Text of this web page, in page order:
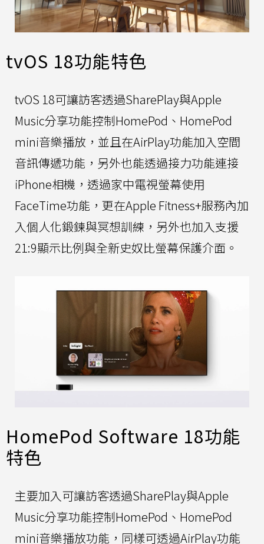
tvOS 18功能特色
tvOS 18可讓訪客透過SharePlay與Apple
Music分享功能控制HomePod、HomePod
mini音樂播放，並且在AirPlay功能加入空間
音訊傳遞功能，另外也能透過接力功能連接
iPhone相機，透過家中電視螢幕使用
FaceTime功能，更在Apple Fitness+服務內加
入個人化鍛鍊與冥想訓練，另外也加入支援
21:9顯示比例與全新史奴比螢幕保護介面。
HomePod Software 18功能
特色
主要加入可讓訪客透過SharePlay與Apple
Music分享功能控制HomePod、HomePod
mini音樂播放功能，同樣可透過AirPlay功能